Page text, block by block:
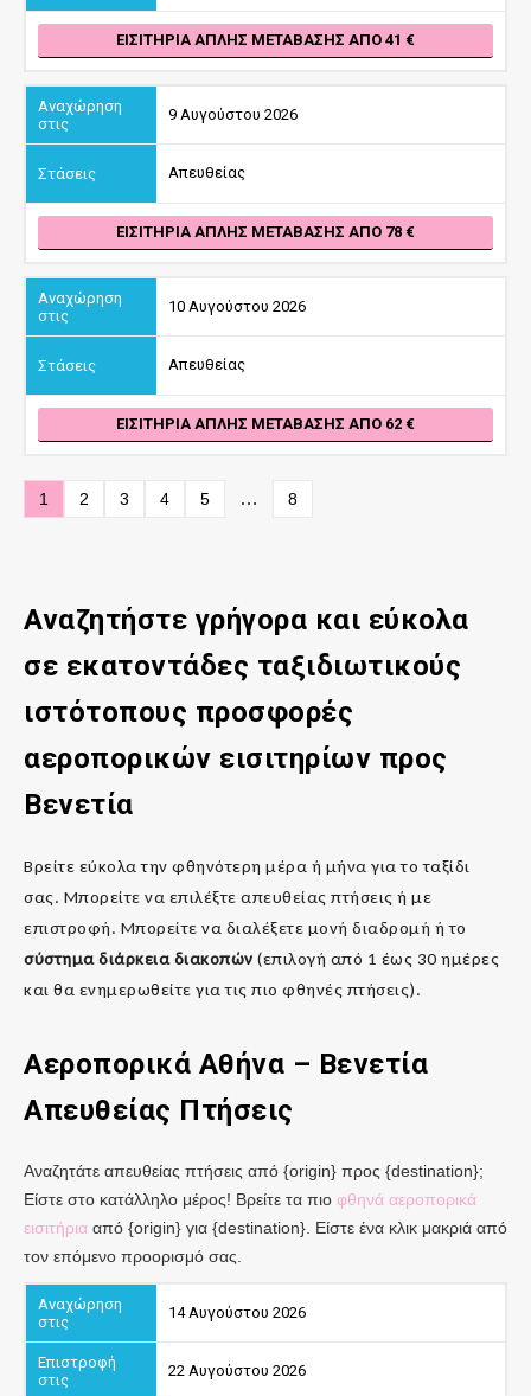
ΕΙΣΙΤΉΡΙΑ ΑΠΛΉΣ ΜΕΤΆΒΑΣΗΣ ΑΠΌ 41
9 Αυγούστου 2026
Απευθείας
ΕΙΣΙΤΉΡΙΑ ΑΠΛΉΣ ΜΕΤΆΒΑΣΗΣ ΑΠΌ 78
10 Αυγούστου 2026
Απευθείας
ΕΙΣΙΤΉΡΙΑ ΑΠΛΉΣ ΜΕΤΆΒΑΣΗΣ ΑΠΌ 62
1 2 3 4 5 … 8
Αναζητήστε γρήγορα και εύκολα
σε εκατοντάδες ταξιδιωτικούς
ιστότοπους προσφορές
αεροπορικών εισιτηρίων προς
Βενετία
Βρείτε εύκολα την φθηνότερη μέρα ή μήνα για το ταξίδι
σας. Μπορείτε να επιλέξτε απευθείας πτήσεις ή με
επιστροφή. Μπορείτε να διαλέξετε μονή διαδρομή ή το
σύστημα διάρκεια διακοπών (επιλογή από 1 έως 30 ημέρες
και θα ενημερωθείτε για τις πιο φθηνές πτήσεις).
Αεροπορικά Αθήνα – Βενετία
Απευθείας Πτήσεις
Αναζητάτε απευθείας πτήσεις από {origin} προς {destination};
Είστε στο κατάλληλο μέρος! Βρείτε τα πιο φθηνά αεροπορικά
εισιτήρια από {origin} για {destination}. Είστε ένα κλικ μακριά από
τον επόμενο προορισμό σας.
14 Αυγούστου 2026
22 Αυγούστου 2026